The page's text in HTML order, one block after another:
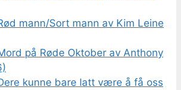
mann/Sort mann av Kim Leine
på Røde Oktober av Anthony
kunne bare latt være å få oss